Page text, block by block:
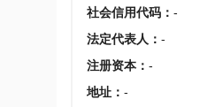
社会信用代码： -
法定代表人 ： -
注册资本： -
地址： -